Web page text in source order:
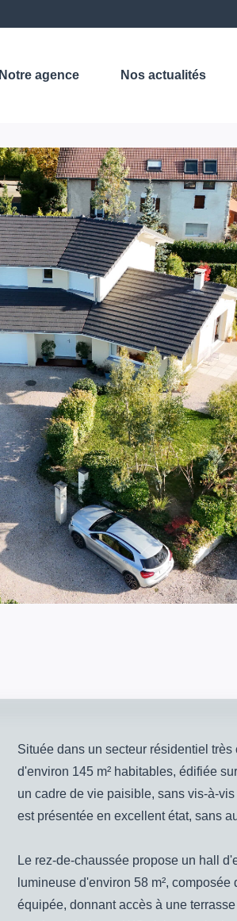
Notre agence Nos actualités
Située dans un secteur résidentiel
d'environ 145 m² habitables, édifiée
un cadre de vie paisible, sans vis-à-
est présentée en excellent état, sans
Le rez-de-chaussée propose un hall
lumineuse d'environ 58 m²,
équipée, donnant accès à une